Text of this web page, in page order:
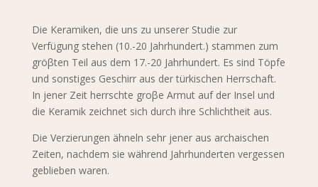
Die Keramiken, die uns zu unserer Studie zur
Verfügung stehen (10.-20 Jahrhundert.) stammen zum
gröβten Teil aus dem 17.-20 Jahrhundert. Es sind Töpfe
und sonstiges Geschirr aus der türkischen Herrschaft.
In jener Zeit herrschte groβe Armut auf der Insel und
die Keramik zeichnet sich durch ihre Schlichtheit aus.
Die Verzierungen ähneln sehr jener aus archaischen
Zeiten, nachdem sie während Jahrhunderten vergessen
geblieben waren.